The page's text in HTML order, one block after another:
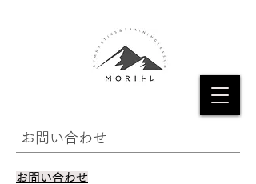
​お問い合わせ
​お問い合わせ